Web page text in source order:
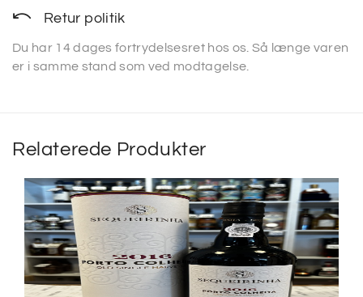
Retur politik
Du har 14 dages fortrydelsesret hos os. Så længe varen
er i samme stand som ved modtagelse.
Relaterede Produkter